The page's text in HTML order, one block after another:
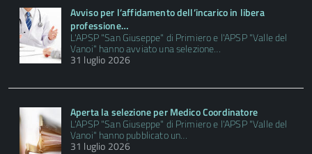
Avviso per l’affidamento dell’incarico in libera
professione…
L'APSP "San Giuseppe" di Primiero e l'APSP "Valle del
Vanoi" hanno avviato una selezione…
31 luglio 2026
Aperta la selezione per Medico Coordinatore
L'APSP "San Giuseppe" di Primiero e l'APSP "Valle del
Vanoi" hanno pubblicato un…
31 luglio 2026